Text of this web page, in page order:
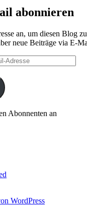
abonnieren
an, um diesen Blog
neue Beiträge via E-
Abonnenten an
WordPress